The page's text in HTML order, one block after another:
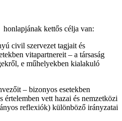
kettős célja van:
civil szervezet tagjait és
vitapartnereit – a társaság
e műhelyekben kialakuló
– bizonyos esetekben
értelemben vett hazai és nemzetközi
reflexiók) különböző irányzatai